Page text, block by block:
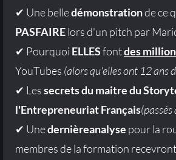
✔ Une belledémonstrationde ce
PASFAIRElors d'un pitch par
✔ Pourquoi ELLESfontdes
YouTubes (alors qu'elles ont 12 ans
✔ Lessecrets du maitre du
l'Entrepreneuriat Français(passés
✔ Unedernièreanalyse pour la
membres de la formation